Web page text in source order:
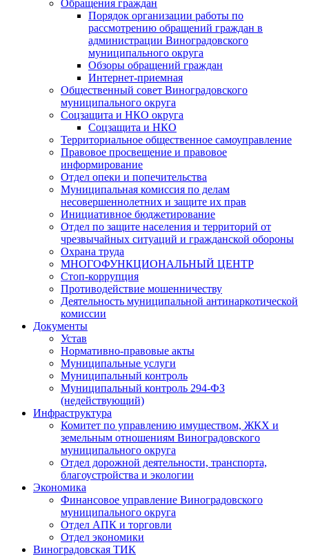
Обращения граждан
Порядок организации работы по
рассмотрению обращений граждан в
администрации Виноградовского
муниципального округа
Обзоры обращений граждан
Интернет-приемная
Общественный совет Виноградовского
муниципального округа
Соцзащита и НКО округа
Соцзащита и НКО
Территориальное общественное самоуправление
Правовое просвещение и правовое
информирование
Отдел опеки и попечительства
Муниципальная комиссия по делам
несовершеннолетних и защите их прав
Инициативное бюджетирование
Отдел по защите населения и территорий от
чрезвычайных ситуаций и гражданской обороны
Охрана труда
МНОГОФУНКЦИОНАЛЬНЫЙ ЦЕНТР
Стоп-коррупция
Противодействие мошенничеству
Деятельность муниципальной антинаркотической
комиссии
Документы
Устав
Нормативно-правовые акты
Муниципальные услуги
Муниципальный контроль
Муниципальный контроль 294-ФЗ
(недействующий)
Инфраструктура
Комитет по управлению имуществом, ЖКХ и
земельным отношениям Виноградовского
муниципального округа
Отдел дорожной деятельности, транспорта,
благоустройства и экологии
Экономика
Финансовое управление Виноградовского
муниципального округа
Отдел АПК и торговли
Отдел экономики
Виноградовская ТИК